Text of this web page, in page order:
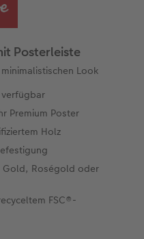
Schuber
Kids
und Leinen
Poster
Design
Panorama
Abschied
zum Osterfest
Posterleiste
Look
Premium Poster
Holz
Gold, Roségold oder
FSC®-